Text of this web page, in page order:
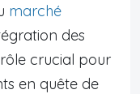
marché
des
crucial pour
en quête de